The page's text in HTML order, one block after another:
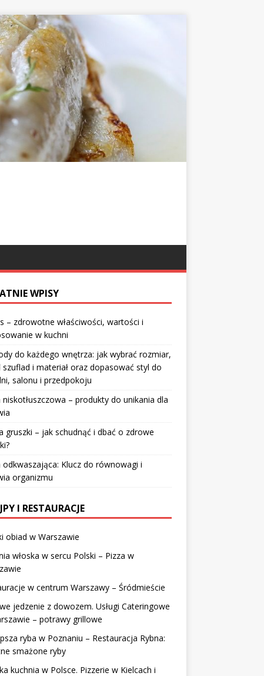
WPISY
– zdrowotne właściwości, wartości i
w kuchni
do każdego wnętrza: jak wybrać rozmiar,
szuflad i materiał oraz dopasować styl do
salonu i przedpokoju
niskotłuszczowa – produkty do unikania dla
gruszki – jak schudnąć i dbać o zdrowe
odkwaszająca: Klucz do równowagi i
organizmu
I RESTAURACJE
obiad w Warszawie
włoska w sercu Polski – Pizza w
w centrum Warszawy – Śródmieście
jedzenie z dowozem. Usługi Cateringowe
– potrawy grillowe
ryba w Poznaniu – Restauracja Rybna:
smażone ryby
kuchnia w Polsce. Pizzerie w Kielcach i